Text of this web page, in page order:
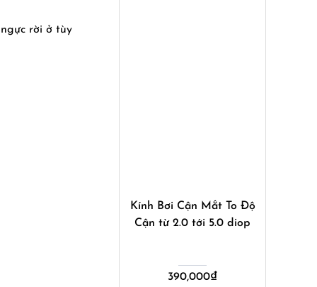
rời ở tùy
Kính Bơi Cận Mắt To Độ
Cận từ 2.0 tới 5.0 diop
390,000₫